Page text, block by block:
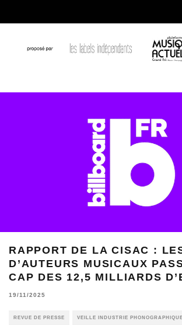
RAPPORT DE LA CISAC :
D’AUTEURS MUSICAUX
CAP DES 12,5 MILLIARDS
19/11/2025
REVUE DE PRESSE VEILLE INDUSTRIE PHONOGRAPHIQUE